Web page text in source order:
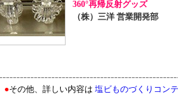
360°再帰反射グッズ
（株）三洋 営業開発部
●その他、詳しい内容は 塩ビものづくりコン